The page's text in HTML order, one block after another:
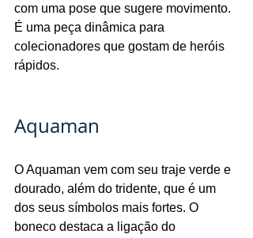
com uma pose que sugere movimento.
É uma peça dinâmica para
colecionadores que gostam de heróis
rápidos.
Aquaman
O Aquaman vem com seu traje verde e
dourado, além do tridente, que é um
dos seus símbolos mais fortes. O
boneco destaca a ligação do